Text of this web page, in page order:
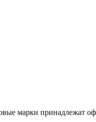
марки принадлежат